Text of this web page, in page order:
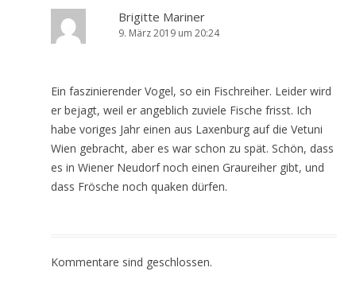
Brigitte Mariner
9. März 2019 um 20:24
Ein faszinierender Vogel, so ein Fischreiher. Leider wird
er bejagt, weil er angeblich zuviele Fische frisst. Ich
habe voriges Jahr einen aus Laxenburg auf die Vetuni
Wien gebracht, aber es war schon zu spät. Schön, dass
es in Wiener Neudorf noch einen Graureiher gibt, und
dass Frösche noch quaken dürfen.
Kommentare sind geschlossen.